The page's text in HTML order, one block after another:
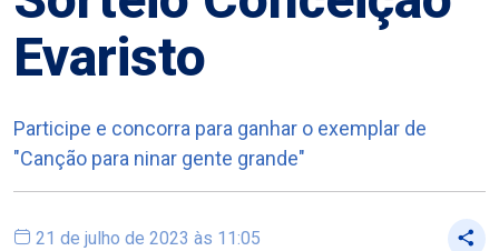
Evaristo
Participe e concorra para ganhar o exemplar de
"Canção para ninar gente grande"
21 de julho de 2023 às 11:05